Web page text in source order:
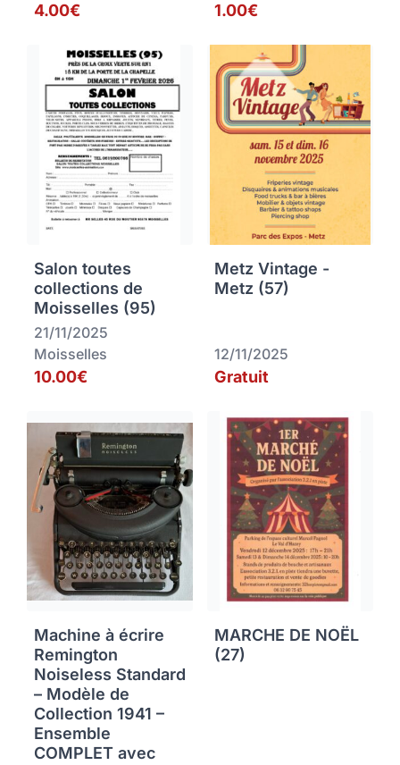
4.00€ 1.00€
Salon toutes
collections de
Moisselles (95)
21/11/2025
Moisselles
10.00€
Metz Vintage -
Metz (57)
12/11/2025
Gratuit
Machine à écrire
Remington
Noiseless Standard
– Modèle de
Collection 1941 –
Ensemble
COMPLET avec
MARCHE DE NOËL
(27)